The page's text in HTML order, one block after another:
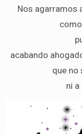
Nos agarramos
acabando
que no
ni a